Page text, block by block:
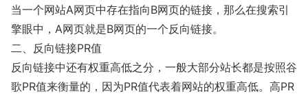
当一个网站A网页中存在指向B网页的链接，那么在搜索引
擎眼中，A网页就是B网页的一个反向链接。
二、反向链接PR值
反向链接中还有权重高低之分，一般大部分站长都是按照谷
歌PR值来衡量的，因为PR值代表着网站的权重高低。高PR